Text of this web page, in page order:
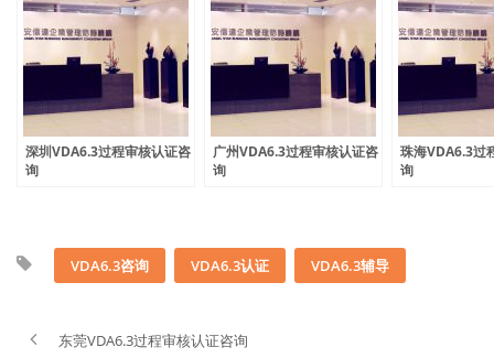
深圳VDA6.3过程审核认证咨
询
广州VDA6.3过程审核认证咨
询
珠海VDA6.3过
询
VDA6.3咨询 VDA6.3认证 VDA6.3辅导
东莞VDA6.3过程审核认证咨询